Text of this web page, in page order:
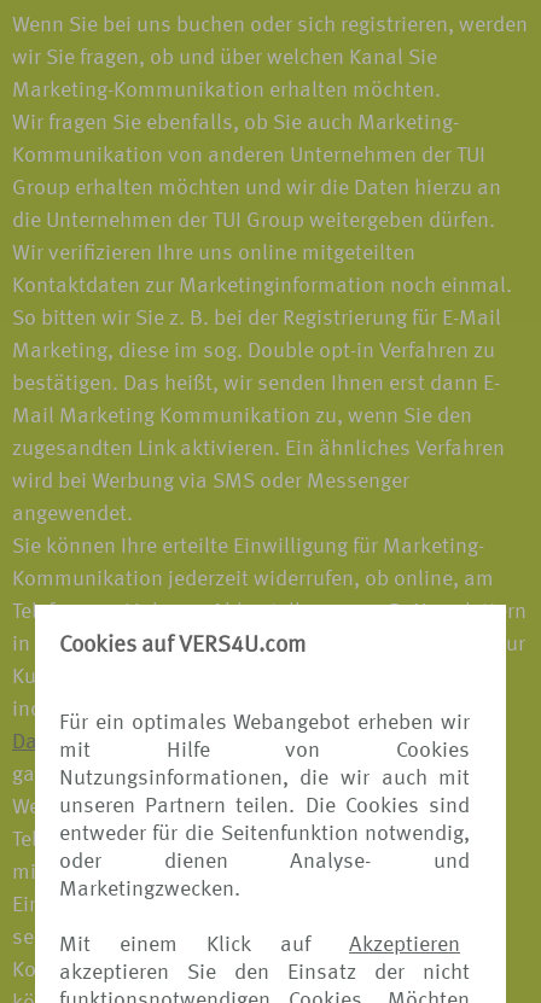
Cookies auf VERS4U.com
Für ein optimales Webangebot erheben wir
mit Hilfe von Cookies
Nutzungsinformationen, die wir auch mit
unseren Partnern teilen. Die Cookies sind
entweder für die Seitenfunktion notwendig,
oder dienen Analyse- und
Marketingzwecken.
Mit einem Klick auf
Akzeptieren
akzeptieren Sie den Einsatz der nicht
Wenn Sie bei uns buchen oder sich registrieren, werden
wir Sie fragen, ob und über welchen Kanal Sie
Marketing-Kommunikation erhalten möchten.
Wir fragen Sie ebenfalls, ob Sie auch Marketing-
Kommunikation von anderen Unternehmen der TUI
Group erhalten möchten und wir die Daten hierzu an
die Unternehmen der TUI Group weitergeben dürfen.
Wir verifizieren Ihre uns online mitgeteilten
Kontaktdaten zur Marketinginformation noch einmal.
So bitten wir Sie z. B. bei der Registrierung für E-Mail
Marketing, diese im sog. Double opt-in Verfahren zu
bestätigen. Das heißt, wir senden Ihnen erst dann E-
Mail Marketing Kommunikation zu, wenn Sie den
zugesandten Link aktivieren. Ein ähnliches Verfahren
wird bei Werbung via SMS oder Messenger
angewendet.
Sie können Ihre erteilte Einwilligung für Marketing-
Kommunikation jederzeit widerrufen, ob online, am
Telefon, per Link zum Abbestellen von z. B. Newslettern
in unseren Marketing-Emails, mit der Antwort STOP zur
Kurzwahlnummer in unseren Marketing-SMS oder
indem Sie uns schreiben (z. B. per E-Mail an
Datenschutz@tui.de). Sie können Ihre Einwilligung
ganz oder teilweise widerrufen. Möchten Sie keine
Werbung mehr über einen bestimmten Kanal (z. B.
Telefon) mehr erhalten, können Sie uns dies ebenso
mitteilen wie einen Widerruf für sämtliche erteilten
Einwilligungen für Marketingzwecke. Auch einer
separat erteilten Einwilligung zur Marketing-
Kommunikation durch Unternehmen der TUI Group